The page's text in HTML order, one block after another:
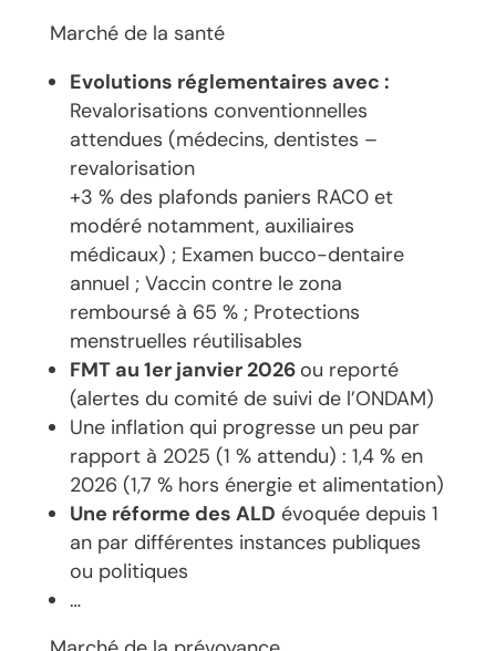
Marché de la santé
Evolutions réglementaires avec :
Revalorisations conventionnelles
attendues (médecins, dentistes –
revalorisation
+3 % des plafonds paniers RAC0 et
modéré notamment, auxiliaires
médicaux) ; Examen bucco-dentaire
annuel ; Vaccin contre le zona
remboursé à 65 % ; Protections
menstruelles réutilisables
FMT au 1erjanvier 2026 ou reporté
(alertes du comité de suivi de l’ONDAM)
Une inflation qui progresse un peu par
rapport à 2025 (1 % attendu) : 1,4 % en
2026 (1,7 % hors énergie et alimentation)
Une réforme des ALD évoquée depuis 1
an par différentes instances publiques
ou politiques
…